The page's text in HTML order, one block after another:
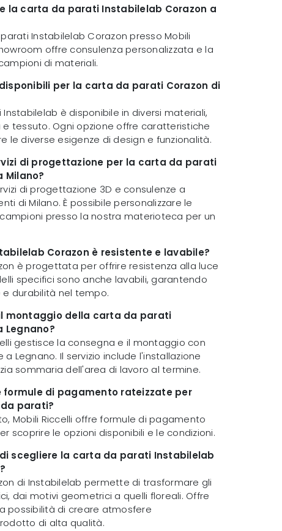
la carta da parati Instabilelab Corazon a
Instabilelab Corazon presso Mobili
offre consulenza personalizzata e la
di materiali.
per la carta da parati Corazon di
Instabilelab è disponibile in diversi materiali,
e tessuto. Ogni opzione offre caratteristiche
le diverse esigenze di design e funzionalità.
di progettazione per la carta da parati
Milano?
di progettazione 3D e consulenze a
di Milano. È possibile personalizzare le
presso la nostra materioteca per un
Corazon è resistente e lavabile?
è progettata per offrire resistenza alla luce
specifici sono anche lavabili, garantendo
durabilità nel tempo.
montaggio della carta da parati
Legnano?
gestisce la consegna e il montaggio con
Legnano. Il servizio include l'installazione
sommaria dell'area di lavoro al termine.
formule di pagamento rateizzate per
parati?
Mobili Riccelli offre formule di pagamento
scoprire le opzioni disponibili e le condizioni.
scegliere la carta da parati Instabilelab
di Instabilelab permette di trasformare gli
dai motivi geometrici a quelli floreali. Offre
possibilità di creare atmosfere
di alta qualità.